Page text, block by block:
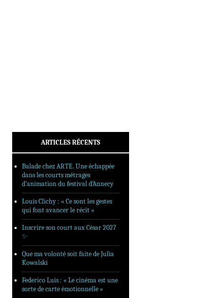
ARTICLES RÉCENTS
Balade chez ARTE. Une échappée
dans les courts métrages
d’animation du festival d’Annecy
Louis Clichy : « Ce sont les gestes
qui font avancer le récit »
Inscrire son court aux César 2027
✨
Que ma volonté soit faite de Julia
Kowalski
Federico Luis : « Le cinéma est une
sorte de carte émotionnelle »